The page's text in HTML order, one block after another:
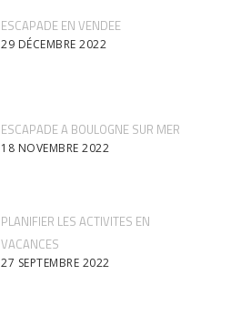
ESCAPADE EN VENDEE
29 DÉCEMBRE 2022
ESCAPADE A BOULOGNE SUR MER
18 NOVEMBRE 2022
PLANIFIER LES ACTIVITES EN
VACANCES
27 SEPTEMBRE 2022